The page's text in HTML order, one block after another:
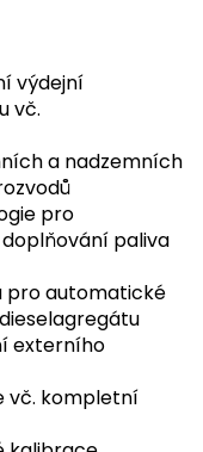
výdejní
vč.
a nadzemních
pro
paliva
pro automatické
externího
vč. kompletní